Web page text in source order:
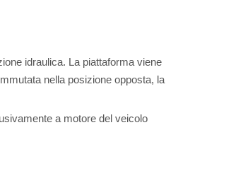
idraulica. La piattaforma viene
nella posizione opposta, la
a motore del veicolo